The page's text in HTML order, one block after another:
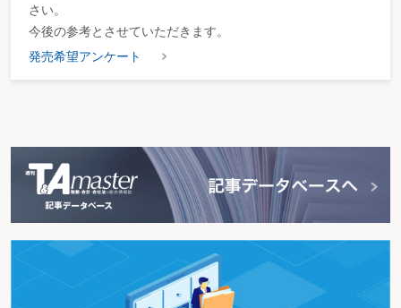
さい。
今後の参考とさせていただきます。
発売希望アンケート